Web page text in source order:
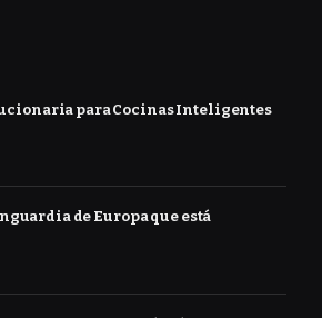
para Cocinas Inteligentes
de Europa que está